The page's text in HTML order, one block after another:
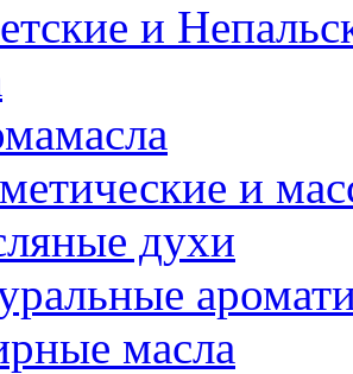
и
и
духи
масла